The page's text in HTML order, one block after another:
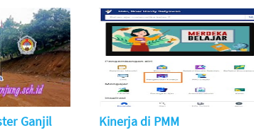
Ganjil
Kinerja di PMM